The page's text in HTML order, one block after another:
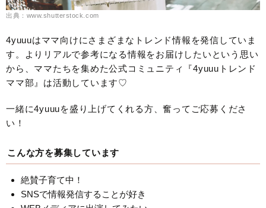
出典：www.shutterstock.com
4yuuuはママ向けにさまざまなトレンド情報を発信していま
す。よりリアルで参考になる情報をお届けしたいという思い
から、ママたちを集めた公式コミュニティ『4yuuuトレンド
ママ部』は活動しています♡
一緒に4yuuuを盛り上げてくれる方、奮ってご応募くださ
い！
こんな方を募集しています
絶賛子育て中！
SNSで情報発信することが好き